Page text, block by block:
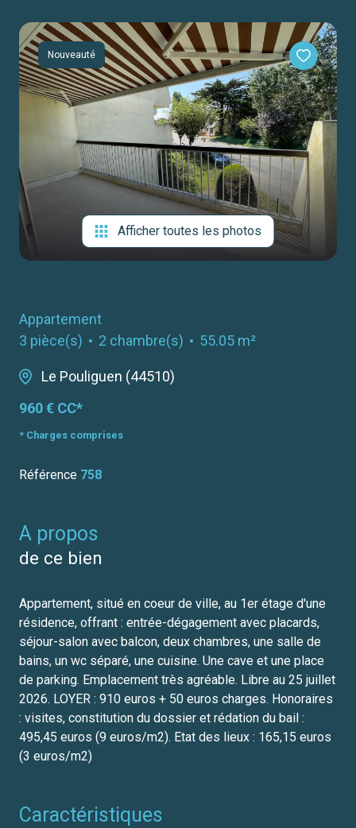
notre
agence
contact
Nouveauté
Afficher toutes les photos
Appartement
3 pièce(s)
2 chambre(s) 55.05 m²
Le Pouliguen (44510)
960 € CC*
* Charges comprises
Référence 758
a propos
de ce bien
Appartement, situé en coeur de ville, au 1er étage d'une
résidence, offrant : entrée-dégagement avec placards,
séjour-salon avec balcon, deux chambres, une salle de
bains, un wc séparé, une cuisine. Une cave et une place
de parking. Emplacement très agréable. Libre au 25 juillet
2026. LOYER : 910 euros + 50 euros charges. Honoraires
: visites, constitution du dossier et rédation du bail :
495,45 euros (9 euros/m2). Etat des lieux : 165,15 euros
(3 euros/m2)
caractéristiques